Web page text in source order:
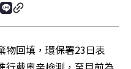
物回填，環保署23日表